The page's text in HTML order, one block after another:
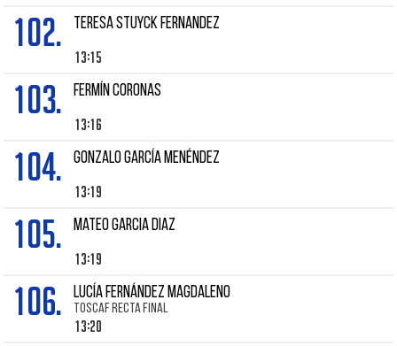
102. TERESA STUYCK FERNANDEZ
13:15
103. FERMÍN CORONAS
13:16
104. GONZALO GARCÍA MENÉNDEZ
13:19
105. Mateo GARCIA DIAZ
13:19
106. LUCÍA FERNÁNDEZ MAGDALENO
TOSCAF RECTA FINAL
13:20